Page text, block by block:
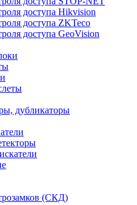
доступа Hikvision
доступа ZKTeco
доступа GeoVision
дубликаторы
(СКД)